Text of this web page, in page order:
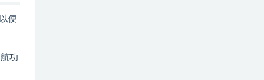
便
功